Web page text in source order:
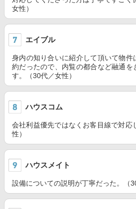
女性）
エイブル
身内の知り合いに紹介して頂いて物件
約だったので、内覧の都合など融通を
す。（30代／女性）
ハウスコム
会社利益優先ではなくお客目線で対応
性）
ハウスメイト
設備についての説明が丁寧だった。（